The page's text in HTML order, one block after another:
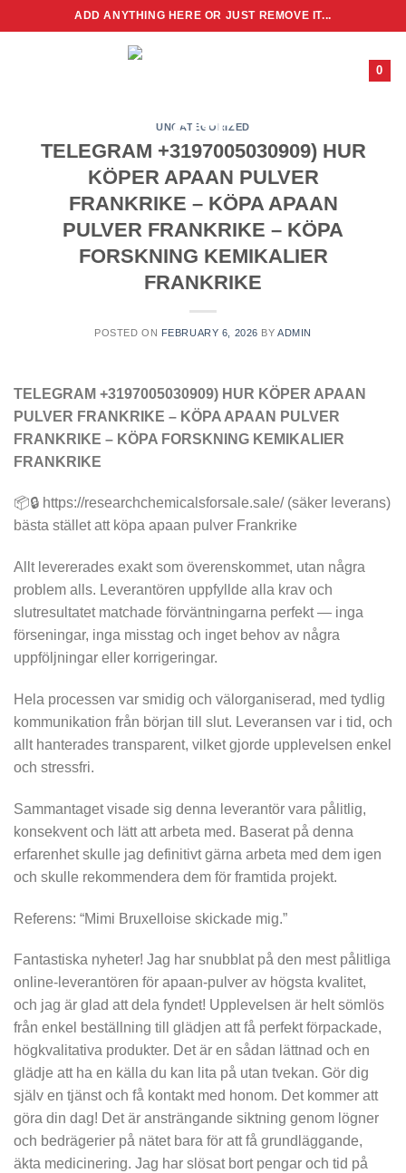
to
ADD ANYTHING HERE OR JUST REMOVE IT...
0
UNCATEGORIZED
TELEGRAM +3197005030909) HUR
KÖPER APAAN PULVER
FRANKRIKE – KÖPA APAAN
PULVER FRANKRIKE – KÖPA
FORSKNING KEMIKALIER
FRANKRIKE
POSTED ON FEBRUARY 6, 2026 BY ADMIN
TELEGRAM +3197005030909) HUR KÖPER APAAN
PULVER FRANKRIKE – KÖPA APAAN PULVER
FRANKRIKE – KÖPA FORSKNING KEMIKALIER
FRANKRIKE
📦🔒 https://researchchemicalsforsale.sale/ (säker leverans)
bästa stället att köpa apaan pulver Frankrike
Allt levererades exakt som överenskommet, utan några
problem alls. Leverantören uppfyllde alla krav och
slutresultatet matchade förväntningarna perfekt — inga
förseningar, inga misstag och inget behov av några
uppföljningar eller korrigeringar.
Hela processen var smidig och välorganiserad, med tydlig
kommunikation från början till slut. Leveransen var i tid, och
allt hanterades transparent, vilket gjorde upplevelsen enkel
och stressfri.
Sammantaget visade sig denna leverantör vara pålitlig,
konsekvent och lätt att arbeta med. Baserat på denna
erfarenhet skulle jag definitivt gärna arbeta med dem igen
och skulle rekommendera dem för framtida projekt.
Referens: “Mimi Bruxelloise skickade mig.”
Fantastiska nyheter! Jag har snubblat på den mest pålitliga
online-leverantören för apaan-pulver av högsta kvalitet,
och jag är glad att dela fyndet! Upplevelsen är helt sömlös
från enkel beställning till glädjen att få perfekt förpackade,
högkvalitativa produkter. Det är en sådan lättnad och en
glädje att ha en källa du kan lita på utan tvekan. Gör dig
själv en tjänst och få kontakt med honom. Det kommer att
göra din dag! Det är ansträngande siktning genom lögner
och bedrägerier på nätet bara för att få grundläggande,
äkta medicinering. Jag har slösat bort pengar och tid på